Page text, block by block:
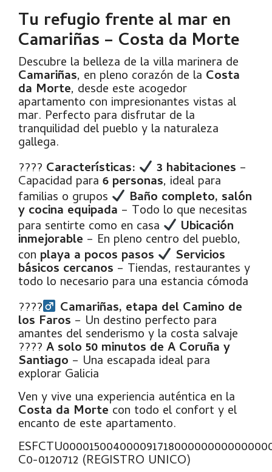
Tu refugio frente al mar en
Camariñas – Costa da Morte
Descubre la belleza de la villa marinera de
Camariñas, en pleno corazón de la Costa
da Morte, desde este acogedor
apartamento con impresionantes vistas al
mar. Perfecto para disfrutar de la
tranquilidad del pueblo y la naturaleza
gallega.
???? Características: 3 habitaciones –
Capacidad para 6 personas, ideal para
familias o grupos Baño completo, salón
y cocina equipada – Todo lo que necesitas
para sentirte como en casa Ubicación
inmejorable – En pleno centro del pueblo,
con playa a pocos pasos Servicios
básicos cercanos – Tiendas, restaurantes y
todo lo necesario para una estancia cómoda
????‍
Camariñas, etapa del Camino de
los Faros – Un destino perfecto para
amantes del senderismo y la costa salvaje
???? A solo 50 minutos de A Coruña y
Santiago – Una escapada ideal para
explorar Galicia
Ven y vive una experiencia auténtica en la
Costa da Morte con todo el confort y el
encanto de este apartamento.
C0-0120712 (REGISTRO UNICO)